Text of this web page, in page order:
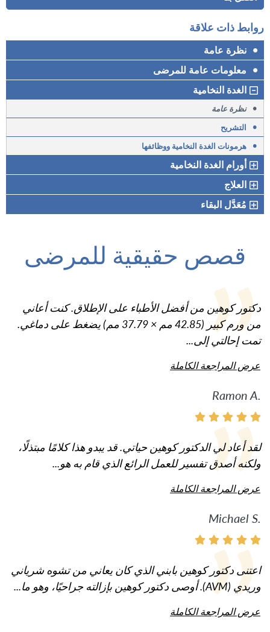
روابط ذات علاقة
• نظرة عامة
• معلومات عامة للمرضى
الغدة النخامية
• نظرة عامة
•
التشريح
• هرمونات الغدة النخامية ووظائفها
أورام الغدة النخامية
العلاج
مُعَدَّل البقاء
قصص حقيقية للمرضى
دكتور كوهين من أفضل الأطباء على الإطلاق. كنت أعاني
من ورم كبير (42.85 مم × 37.79 مم) يضغط على دماغي.
تمت إحالتي إلى...
عرض المراجعة الكاملة
Ramon A.
لقد أعاد لي الدكتور كوهين حياتي. قد يبدو هذا كلامًا مبتذلًا،
ولكنه أصدق تفسير للعمل الرائع الذي قام به هو...
عرض المراجعة الكاملة
Michael S.
اعتنى دكتور كوهين بابني الذي كان يعاني من تشوه شرياني
وريدي (AVM). أوصى دكتور كوهين بإزالته جراحيًا، وهو ما...
عرض المراجعة الكاملة